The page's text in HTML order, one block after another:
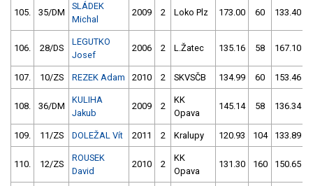
105. 35/DM
SLÁDEK
Michal
2009 2 Loko Plz 173.00 60 133.40
106. 28/DS
LEGUTKO
Josef
2006 2 L.Žatec 135.16 58 167.10
107. 10/ZS REZEK Adam 2010 2 SKVSČB 134.99 60 153.46
108. 36/DM
KULIHA
Jakub
2009 2
KK
Opava
145.14 58 136.34
109. 11/ZS DOLEŽAL Vít 2011 2 Kralupy 120.93 104 133.89
110. 12/ZS
ROUSEK
David
2010 2
KK
Opava
131.30 160 150.65